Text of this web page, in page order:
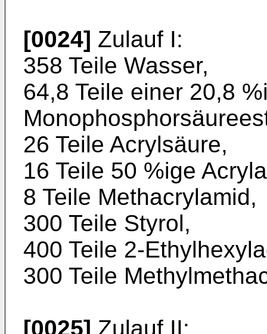
[0024] Zulauf I:
358 Teile Wasser,
64,8 Teile einer 20,8
26 Teile Acrylsäure,
16 Teile 50 %ige
8 Teile Methacrylamid,
300 Teile Styrol,
400 Teile 2-
300 Teile
[0025] Zulauf II: